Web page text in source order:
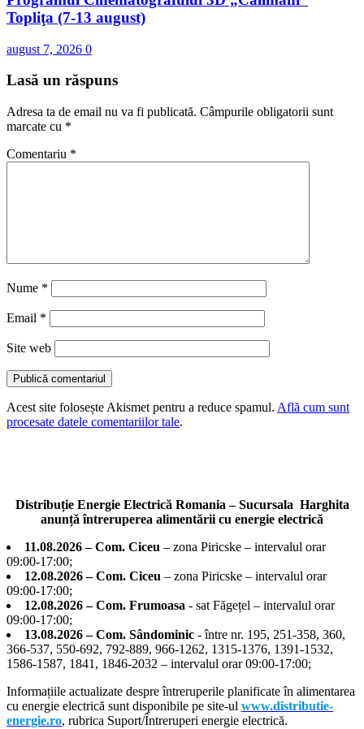
Topliţa (7-13 august)
august 7, 2026 0
Lasă un răspuns
Adresa ta de email nu va fi publicată. Câmpurile obligatorii sunt
marcate cu *
Comentariu *
Nume *
Email *
Site web
Acest site folosește Akismet pentru a reduce spamul. Află cum sunt
procesate datele comentariilor tale.
Distribuție Energie Electrică Romania – Sucursala Harghita
anunță întreruperea alimentării cu energie electrică
11.08.2026 – Com. Ciceu – zona Piricske – intervalul orar
09:00-17:00;
12.08.2026 – Com. Ciceu – zona Piricske – intervalul orar
09:00-17:00;
12.08.2026 – Com. Frumoasa - sat Făgețel – intervalul orar
09:00-17:00;
13.08.2026 – Com. Sândominic - între nr. 195, 251-358, 360,
366-537, 550-692, 792-889, 966-1262, 1315-1376, 1391-1532,
1586-1587, 1841, 1846-2032 – intervalul orar 09:00-17:00;
Informațiile actualizate despre întreruperile planificate în alimentarea
cu energie electrică sunt disponibile pe site-ul www.distributie-
energie.ro, rubrica Suport/Întreruperi energie electrică.